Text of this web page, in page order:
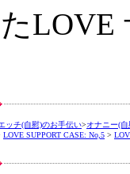
ッチ(自慰)のお手伝い>オナニー(
LOVE SUPPORT CASE: No,5 >